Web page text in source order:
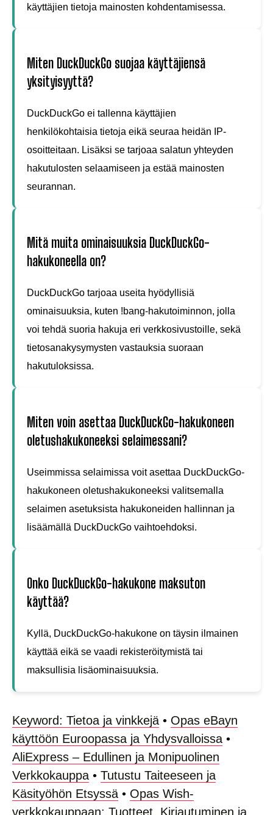
käyttäjien tietoja mainosten kohdentamisessa.
Miten DuckDuckGo suojaa käyttäjiensä
yksityisyyttä?
DuckDuckGo ei tallenna käyttäjien
henkilökohtaisia tietoja eikä seuraa heidän IP-
osoitteitaan. Lisäksi se tarjoaa salatun yhteyden
hakutulosten selaamiseen ja estää mainosten
seurannan.
Mitä muita ominaisuuksia DuckDuckGo-
hakukoneella on?
DuckDuckGo tarjoaa useita hyödyllisiä
ominaisuuksia, kuten !bang-hakutoiminnon, jolla
voi tehdä suoria hakuja eri verkkosivustoille, sekä
tietosanakysymysten vastauksia suoraan
hakutuloksissa.
Miten voin asettaa DuckDuckGo-hakukoneen
oletushakukoneeksi selaimessani?
Useimmissa selaimissa voit asettaa DuckDuckGo-
hakukoneen oletushakukoneeksi valitsemalla
selaimen asetuksista hakukoneiden hallinnan ja
lisäämällä DuckDuckGo vaihtoehdoksi.
Onko DuckDuckGo-hakukone maksuton
käyttää?
Kyllä, DuckDuckGo-hakukone on täysin ilmainen
käyttää eikä se vaadi rekisteröitymistä tai
maksullisia lisäominaisuuksia.
Keyword: Tietoa ja vinkkejä• Opas eBayn
käyttöön Euroopassa ja Yhdysvalloissa•
AliExpress – Edullinen ja Monipuolinen
Verkkokauppa• Tutustu Taiteeseen ja
Käsityöhön Etsyssä• Opas Wish-
verkkokauppaan: Tuotteet, Kirjautuminen ja